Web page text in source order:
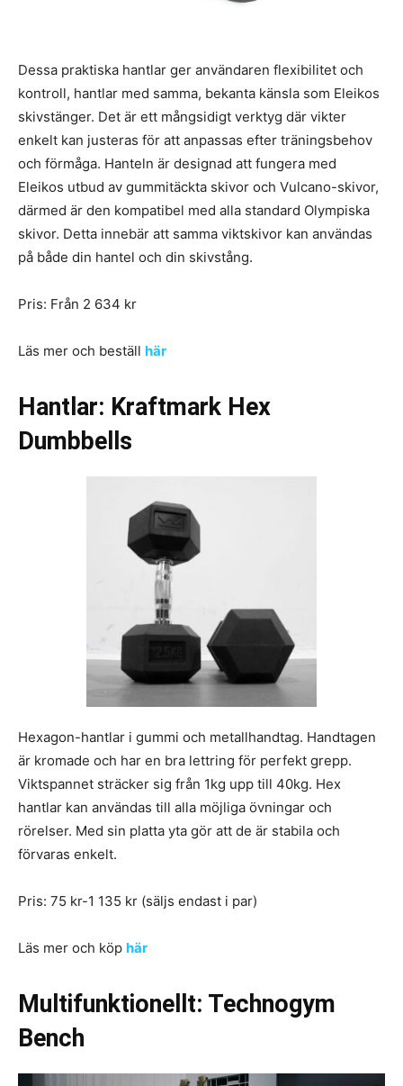
Dessa praktiska hantlar ger användaren flexibilitet och
kontroll, hantlar med samma, bekanta känsla som Eleikos
skivstänger. Det är ett mångsidigt verktyg där vikter
enkelt kan justeras för att anpassas efter träningsbehov
och förmåga. Hanteln är designad att fungera med
Eleikos utbud av gummitäckta skivor och Vulcano-skivor,
därmed är den kompatibel med alla standard Olympiska
skivor. Detta innebär att samma viktskivor kan användas
på både din hantel och din skivstång.
Pris: Från 2 634 kr
Läs mer och beställ här
Hantlar: Kraftmark Hex
Dumbbells
Hexagon-hantlar i gummi och metallhandtag. Handtagen
är kromade och har en bra lettring för perfekt grepp.
Viktspannet sträcker sig från 1kg upp till 40kg. Hex
hantlar kan användas till alla möjliga övningar och
rörelser. Med sin platta yta gör att de är stabila och
förvaras enkelt.
Pris: 75 kr-1 135 kr (säljs endast i par)
Läs mer och köp här
Multifunktionellt: Technogym
Bench